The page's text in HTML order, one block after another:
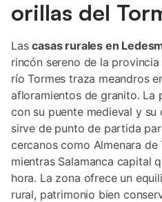
orillas del
Lascasas rurales en
rincón sereno de la
río Tormes traza meandros
afloramientos de granito. La
con su puente medieval y su
sirve de punto de partida
cercanos como Almenara
mientras Salamanca capital
hora. La zona ofrece un
rural, patrimonio bien